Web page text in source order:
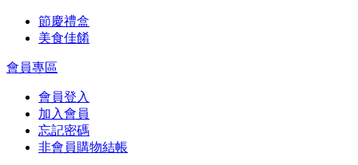
節慶禮盒
美食佳餚
會員專區
會員登入
加入會員
忘記密碼
非會員購物結帳